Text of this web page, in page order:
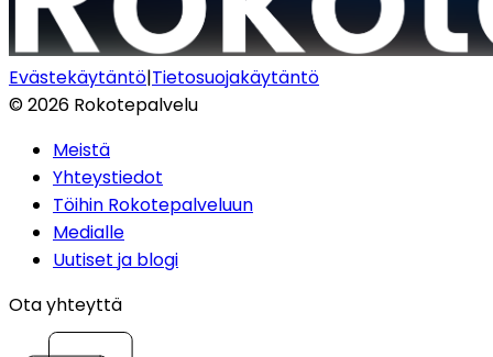
Evästekäytäntö|Tietosuojakäytäntö
©2026 Rokotepalvelu
Meistä
Yhteystiedot
Töihin Rokotepalveluun
Medialle
Uutiset ja blogi
Ota yhteyttä